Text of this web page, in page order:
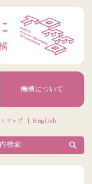
機構について
マップ English